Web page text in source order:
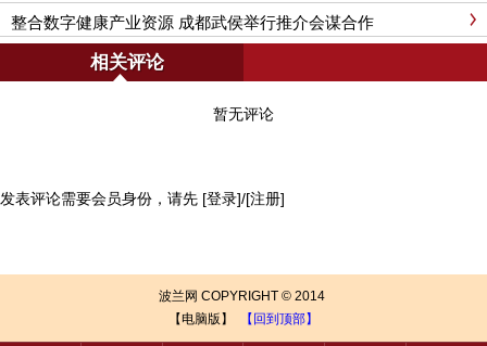
整合数字健康产业资源 成都武侯举行推介会谋合作
相关评论
暂无评论
发表评论需要会员身份，请先 [登录]/[注册]
波兰网 COPYRIGHT © 2014
【电脑版】
【回到顶部】